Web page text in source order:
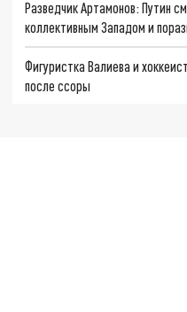
Разведчик Артамонов: Путин
коллективным Западом и
Фигуристка Валиева и
после ссоры